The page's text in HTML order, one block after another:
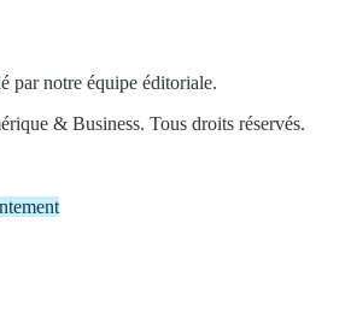
par notre équipe éditoriale.
& Business. Tous droits réservés.